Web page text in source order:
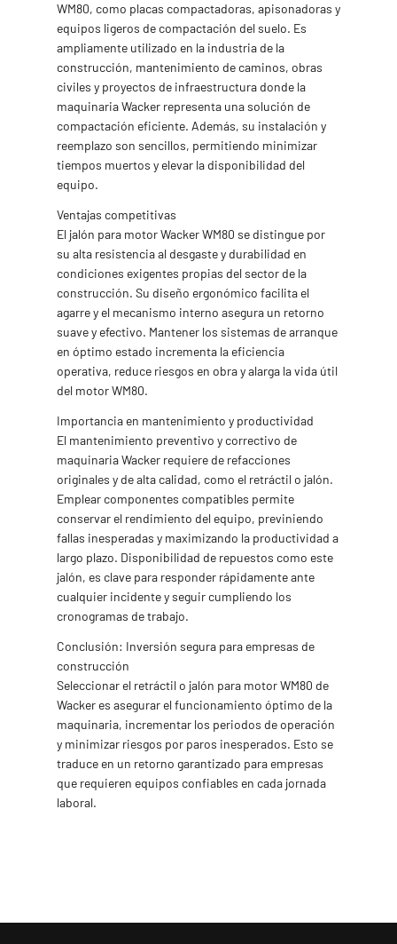
WM80, como placas compactadoras, apisonadoras y
equipos ligeros de compactación del suelo. Es
ampliamente utilizado en la industria de la
construcción, mantenimiento de caminos, obras
civiles y proyectos de infraestructura donde la
maquinaria Wacker representa una solución de
compactación eficiente. Además, su instalación y
reemplazo son sencillos, permitiendo minimizar
tiempos muertos y elevar la disponibilidad del
equipo.
Ventajas competitivas
El jalón para motor Wacker WM80 se distingue por
su alta resistencia al desgaste y durabilidad en
condiciones exigentes propias del sector de la
construcción. Su diseño ergonómico facilita el
agarre y el mecanismo interno asegura un retorno
suave y efectivo. Mantener los sistemas de arranque
en óptimo estado incrementa la eficiencia
operativa, reduce riesgos en obra y alarga la vida útil
del motor WM80.
Importancia en mantenimiento y productividad
El mantenimiento preventivo y correctivo de
maquinaria Wacker requiere de refacciones
originales y de alta calidad, como el retráctil o jalón.
Emplear componentes compatibles permite
conservar el rendimiento del equipo, previniendo
fallas inesperadas y maximizando la productividad a
largo plazo. Disponibilidad de repuestos como este
jalón, es clave para responder rápidamente ante
cualquier incidente y seguir cumpliendo los
cronogramas de trabajo.
Conclusión: Inversión segura para empresas de
construcción
Seleccionar el retráctil o jalón para motor WM80 de
Wacker es asegurar el funcionamiento óptimo de la
maquinaria, incrementar los periodos de operación
y minimizar riesgos por paros inesperados. Esto se
traduce en un retorno garantizado para empresas
que requieren equipos confiables en cada jornada
laboral.